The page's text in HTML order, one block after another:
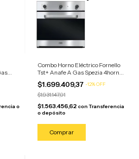
o
Combo Horno Eléctrico Fornello
Tst+ Anafe A Gas Spezia 4horn
Acero Inoxidable/anafe Negro
$1.699.409,37 -12%OFF
$1.931.147,01
$1.563.456,62 con Transferencia
o depósito